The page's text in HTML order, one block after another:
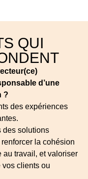
QUI
d’une
?
des expériences
des solutions
la cohésion
au travail, et valoriser
vos clients ou